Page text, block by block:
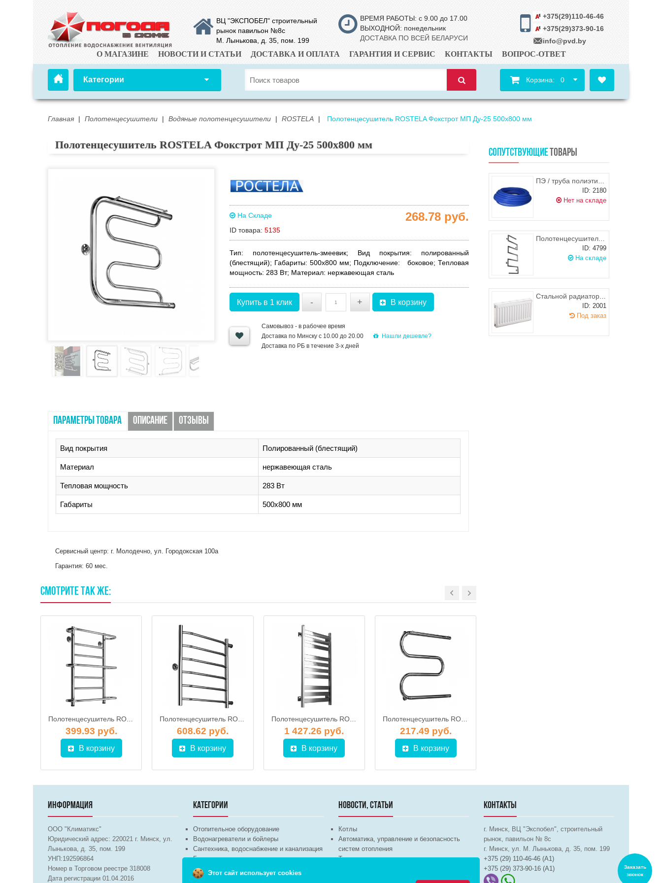
ВЦ "ЭКСПОБЕЛ" строительный
рынок павильон №8с
М. Лынькова, д. 35, пом. 199
ВРЕМЯ РАБОТЫ: с 9.00 до 17.00
ВЫХОДНОЙ: понедельник
ДОСТАВКА ПО ВСЕЙ БЕЛАРУСИ
+375(29)110-46-46
+375(29)373-90-16
info@pvd.by
О МАГАЗИНЕ НОВОСТИ И СТАТЬИ ДОСТАВКА И ОПЛАТА ГАРАНТИЯ И СЕРВИС КОНТАКТЫ ВОПРОС-ОТВЕТ
Категории Корзина: 0
Главная | Полотенцесушители | Водяные полотенцесушители | ROSTELA | Полотенцесушитель ROSTELA Фокстрот МП Ду-25 500х800 мм
Полотенцесушитель ROSTELA Фокстрот МП Ду-25 500х800 мм
На Складе
ID товара: 5135
268.78 руб.
Тип: полотенцесушитель-змеевик; Вид покрытия: полированный
(блестящий); Габариты: 500x800 мм; Подключение: боковое; Тепловая
мощность: 283 Вт; Материал: нержавеющая сталь
Купить в 1 клик - + В корзину
Самовывоз - в рабочее время
Доставка по Минску с 10.00 до 20.00
Доставка по РБ в течение 3-х дней
Нашли дешевле?
ПАРАМЕТРЫ ТОВАРА ОПИСАНИЕ ОТЗЫВЫ
Вид покрытия Полированный (блестящий)
Материал нержавеющая сталь
Тепловая мощность 283 Вт
Габариты 500x800 мм
Сервисный центр: г. Молодечно, ул. Городокская 100а
Гарантия: 60 мес.
СМОТРИТЕ ТАКЖЕ:
Полотенцесушитель ROSTELA Трио (ниж. подв. 1") 400x700x600/7 мм
399.93 руб.
В корзину
Полотенцесушитель ROSTELA Трапеция (бок.подв., 1") 500х1200/11 мм
608.62 руб.
В корзину
Полотенцесушитель ROSTELA Квадро V 50 (ниж. подв. 1/2") 500х1000/10 мм
1 427.26 руб.
В корзину
Полотенцесушитель ROSTELA М-образный Ду-25 500х700 мм (М-ка с полочкой)
217.49 руб.
В корзину
СОПУТСТВУЮЩИЕТОВАРЫ
ПЭ / труба полиэтиленовая питьевая d.32, РБ
ID: 2180
Нет на складе
Полотенцесушитель ROSTELA Грация (подв. 1/2") 500х1440 мм
ID: 4799
На складе
Стальной радиатор PRADO Classic 11 300х1400 (боковое подключение), 840-1069 Вт
ID: 2001
Под заказ
ИНФОРМАЦИЯ
ООО "Климатикс"
Юридический адрес:220021 г. Минск, ул.
Лынькова, д. 35, пом. 199
УНП:192596864
Номер в Торговом реестре 318008
Дата регистрации 01.04.2016
КАТЕГОРИИ
Отопительное оборудование
Водонагреватели и бойлеры
Сантехника, водоснабжение и канализация
Бытовая техника
Вентиляционное оборудование
НОВОСТИ, СТАТЬИ
Котлы
Автоматика, управление и безопасность
систем отопления
Теплые полы
КОНТАКТЫ
г. Минск, ВЦ "Экспобел", строительный
рынок, павильон № 8c
г. Минск, ул. М. Лынькова, д. 35, пом. 199
+375 (29) 110-46-46 (А1)
+375 (29) 373-90-16 (A1)
Этот сайт использует cookies
Заказать
звонок